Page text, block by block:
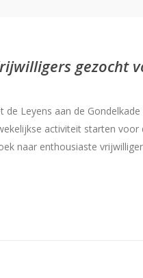
gezocht
de Leyens aan de
activiteit starten voor
naar enthousiaste